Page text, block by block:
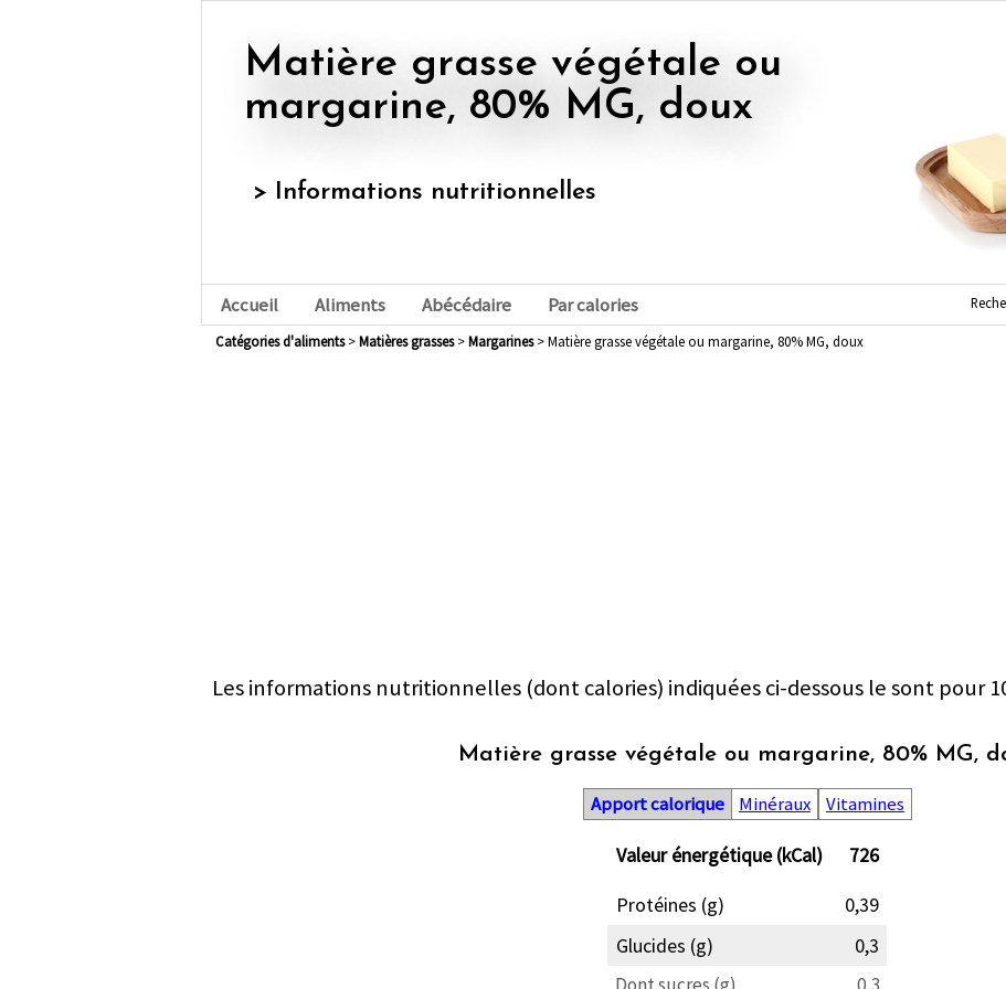
Matière grasse végétale ou
margarine, 80% MG, doux
> Informations nutritionnelles
Accueil Aliments Abécédaire Par calories
Catégories d'aliments> matières grasses> margarines> Matière grasse végétale ou margarine, 80% MG, doux
Les informations nutritionnelles (dont calories) indiquées ci-dessous le sont pour
Matière grasse végétale ou margarine, 80% MG,
Apport calorique Minéraux Vitamines
Valeur énergétique (kCal)
726
Protéines (g)
0,39
Glucides (g)
0,3